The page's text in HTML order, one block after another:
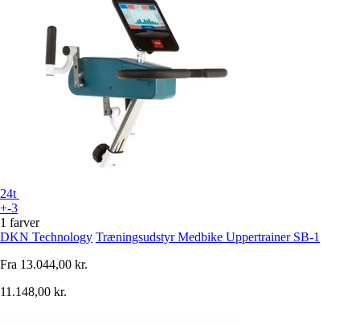
24t
+-3
1 farver
DKN Technology Træningsudstyr Medbike Uppertrainer SB-1
Fra 13.044,00 kr.
11.148,00 kr.